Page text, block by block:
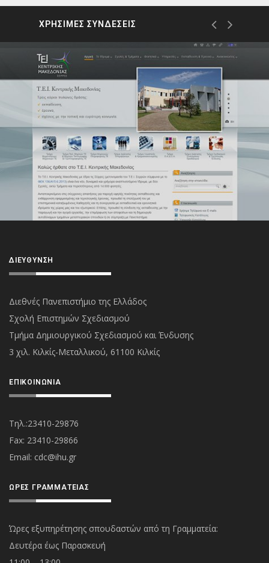
ΧΡΗΣΙΜΕΣ ΣΥΝΔΕΣΕΙΣ
ΔΙΕΎΘΥΝΣΗ
Διεθνές Πανεπιστήμιο της Ελλάδος
Σχολή Επιστημών Σχεδιασμού
Τμήμα Δημιουργικού Σχεδιασμού και Ένδυσης
3 χιλ. Κιλκίς-Μεταλλικού, 61100 Κιλκίς
ΕΠΙΚΟΙΝΩΝΊΑ
Τηλ.:23410-29876
Fax: 23410-29866
Εmail: cdc@ihu.gr
ΏΡΕΣ ΓΡΑΜΜΑΤΕΊΑΣ
Ώρες εξυπηρέτησης σπουδαστών από τη Γραμματεία:
Δευτέρα έως Παρασκευή